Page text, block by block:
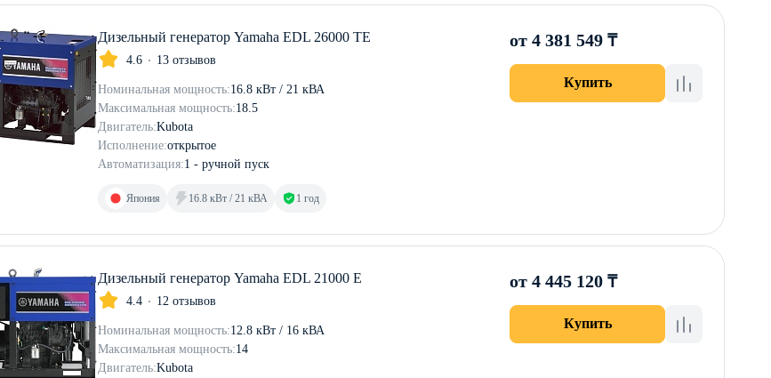
Дизельный генератор Yamaha EDL 26000 TE
4.6 13 отзывов
Номинальная мощность:16.8 кВт / 21 кВА
Максимальная мощность:18.5
Двигатель:Kubota
Исполнение:открытое
Автоматизация:1 - ручной пуск
Япония 16.8 кВт / 21 кВА 1 год
от 4 381 549 ₸
Купить
Дизельный генератор Yamaha EDL 21000 E
4.4 12 отзывов
Номинальная мощность:12.8 кВт / 16 кВА
Максимальная мощность:14
Двигатель:Kubota
от 4 445 120 ₸
Купить